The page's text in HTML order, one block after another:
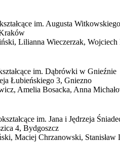
im. Augusta
Lilianna Wieczerzak,
im. Dąbrówki w Gnieźnie
Łubieńskiego 3, Gniezno
Amelia Bosacka, Anna
im. Jana i Jędrzeja
4, Bydgoszcz
Maciej Chrzanowski,